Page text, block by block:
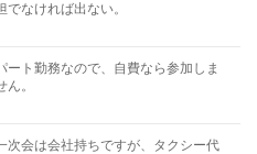
でなければ出ない。
ート勤務なので、自費なら参加しま
ん。
次会は会社持ちですが、タクシー代